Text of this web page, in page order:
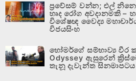
ප්‍රවේසම් වන්න; එල්
හෘද රෝග අවදානමකි –
විශේෂඥ වෛද්‍ය
විජයසිංහ
හෝමර්ගේ සම්භාව්‍ය වීර
Odyssey ඇසුරෙන්
තැනූ දැවැන්ත සිනමාපටය